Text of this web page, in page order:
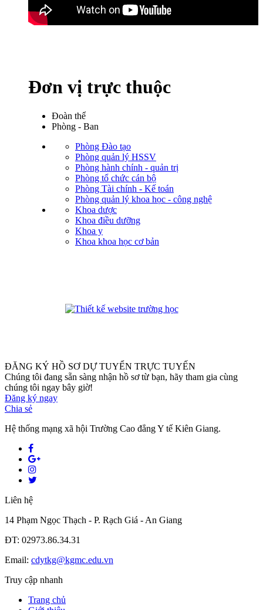
Đơn vị trực thuộc
Đoàn thể
Phòng - Ban
Phòng Đào tạo
Phòng quản lý HSSV
Phòng hành chính - quản trị
Phòng tổ chức cán bộ
Phòng Tài chính - Kế toán
Phòng quản lý khoa học - công nghệ
Khoa dược
Khoa điều dưỡng
Khoa y
Khoa khoa học cơ bản
ĐĂNG KÝ HỒ SƠ DỰ TUYỂN TRỰC TUYẾN
Chúng tôi đang sẵn sàng nhận hồ sơ từ bạn, hãy tham gia cùng
chúng tôi ngay bây giờ!
Đăng ký ngay
Chia sẻ
Hệ thống mạng xã hội Trường Cao đẳng Y tế Kiên Giang.
Liên hệ
14 Phạm Ngọc Thạch - P. Rạch Giá - An Giang
ĐT: 02973.86.34.31
Email: cdytkg@kgmc.edu.vn
Truy cập nhanh
Trang chủ